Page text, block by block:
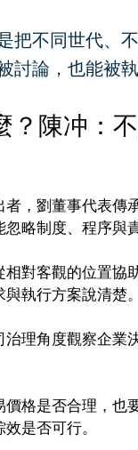
把不同世代、
討論，也能被
？陳冲：
，劉董事代表傳
略制度、程序與責
對客觀的位置協
執行方案說清楚。
理角度觀察企業
格是否合理，也
是否可行。